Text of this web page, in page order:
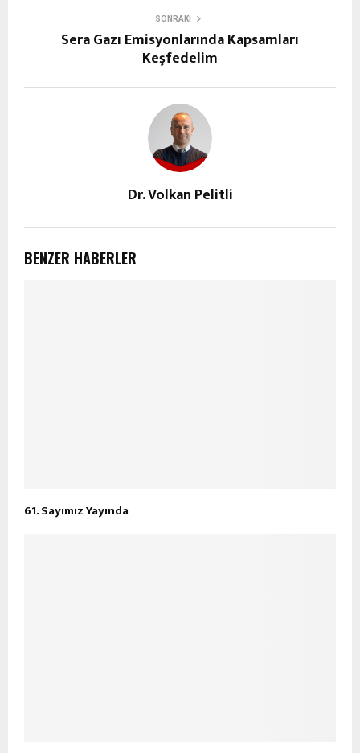
SONRAKI
Sera Gazı Emisyonlarında Kapsamları
Keşfedelim
Dr. Volkan Pelitli
BENZER HABERLER
61. Sayımız Yayında